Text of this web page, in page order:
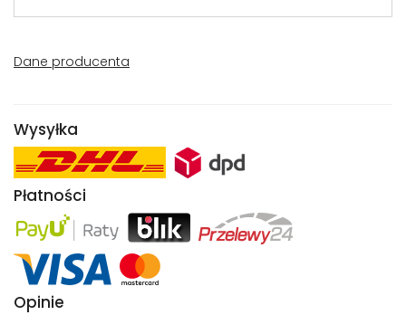
Dane producenta
Wysyłka
Płatności
Opinie